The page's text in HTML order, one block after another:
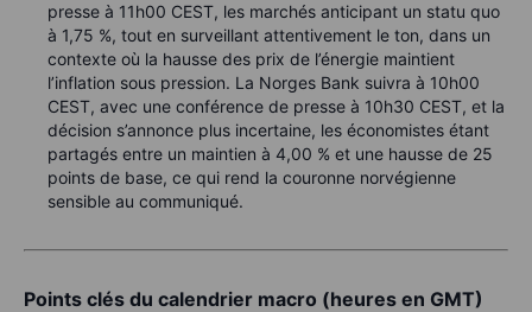
presse à 11h00 CEST, les marchés anticipant un statu quo
à 1,75 %, tout en surveillant attentivement le ton, dans un
contexte où la hausse des prix de l’énergie maintient
l’inflation sous pression. La Norges Bank suivra à 10h00
CEST, avec une conférence de presse à 10h30 CEST, et la
décision s’annonce plus incertaine, les économistes étant
partagés entre un maintien à 4,00 % et une hausse de 25
points de base, ce qui rend la couronne norvégienne
sensible au communiqué.
Points clés du calendrier macro (heures en GMT)